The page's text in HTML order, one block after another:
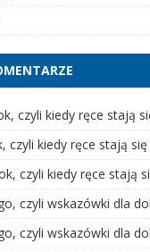
czyli kiedy ręce stają
czyli kiedy ręce stają
czyli kiedy ręce stają
czyli wskazówki dla
czyli wskazówki dla